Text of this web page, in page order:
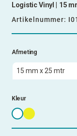
Logistic Vinyl | 15
Artikelnummer:
Afmeting
Kleur